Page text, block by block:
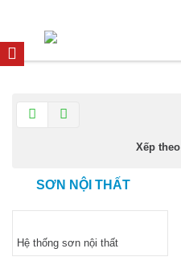
Xếp theo
SƠN NỘI THẤT
Hệ thống sơn nội thất